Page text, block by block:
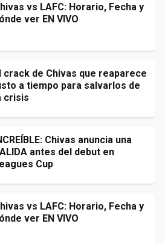
vs LAFC: Horario, Fecha y
ver EN VIVO
crack de Chivas que reaparece
a tiempo para salvarlos de
crisis
Chivas anuncia una
antes del debut en
Cup
vs LAFC: Horario, Fecha y
ver EN VIVO